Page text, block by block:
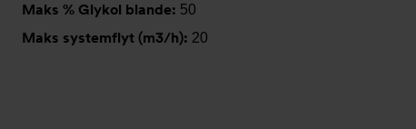
Maks % Glykol blande: 50
Maks systemflyt (m3/h): 20